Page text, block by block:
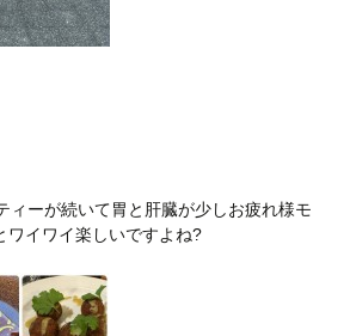
ィーが続いて胃と肝臓が少しお疲れ様モ
ワイワイ楽しいですよね?